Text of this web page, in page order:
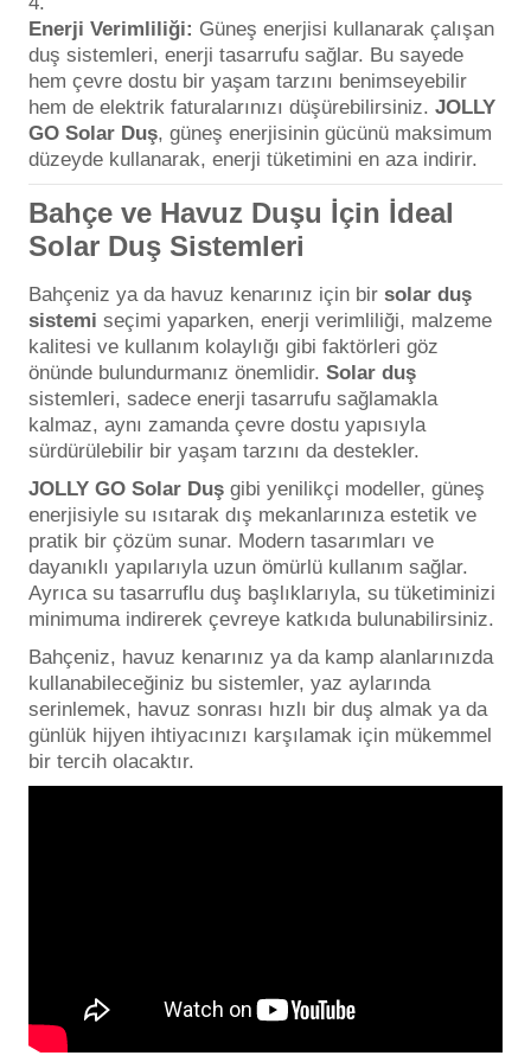
Enerji Verimliliği: Güneş enerjisi kullanarak çalışan
duş sistemleri, enerji tasarrufu sağlar. Bu sayede
hem çevre dostu bir yaşam tarzını benimseyebilir
hem de elektrik faturalarınızı düşürebilirsiniz. JOLLY
GO Solar Duş, güneş enerjisinin gücünü maksimum
düzeyde kullanarak, enerji tüketimini en aza indirir.
Bahçe ve Havuz Duşu İçin İdeal
Solar Duş Sistemleri
Bahçeniz ya da havuz kenarınız için bir solar duş
sistemi seçimi yaparken, enerji verimliliği, malzeme
kalitesi ve kullanım kolaylığı gibi faktörleri göz
önünde bulundurmanız önemlidir. Solar duş
sistemleri, sadece enerji tasarrufu sağlamakla
kalmaz, aynı zamanda çevre dostu yapısıyla
sürdürülebilir bir yaşam tarzını da destekler.
JOLLY GO Solar Duş gibi yenilikçi modeller, güneş
enerjisiyle su ısıtarak dış mekanlarınıza estetik ve
pratik bir çözüm sunar. Modern tasarımları ve
dayanıklı yapılarıyla uzun ömürlü kullanım sağlar.
Ayrıca su tasarruflu duş başlıklarıyla, su tüketiminizi
minimuma indirerek çevreye katkıda bulunabilirsiniz.
Bahçeniz, havuz kenarınız ya da kamp alanlarınızda
kullanabileceğiniz bu sistemler, yaz aylarında
serinlemek, havuz sonrası hızlı bir duş almak ya da
günlük hijyen ihtiyacınızı karşılamak için mükemmel
bir tercih olacaktır.